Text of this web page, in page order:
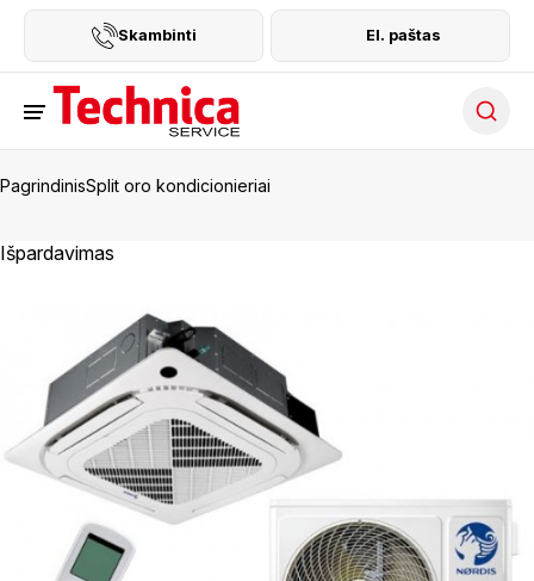
Skambinti El. paštas
PagrindinisSplit oro kondicionieriai
Išpardavimas